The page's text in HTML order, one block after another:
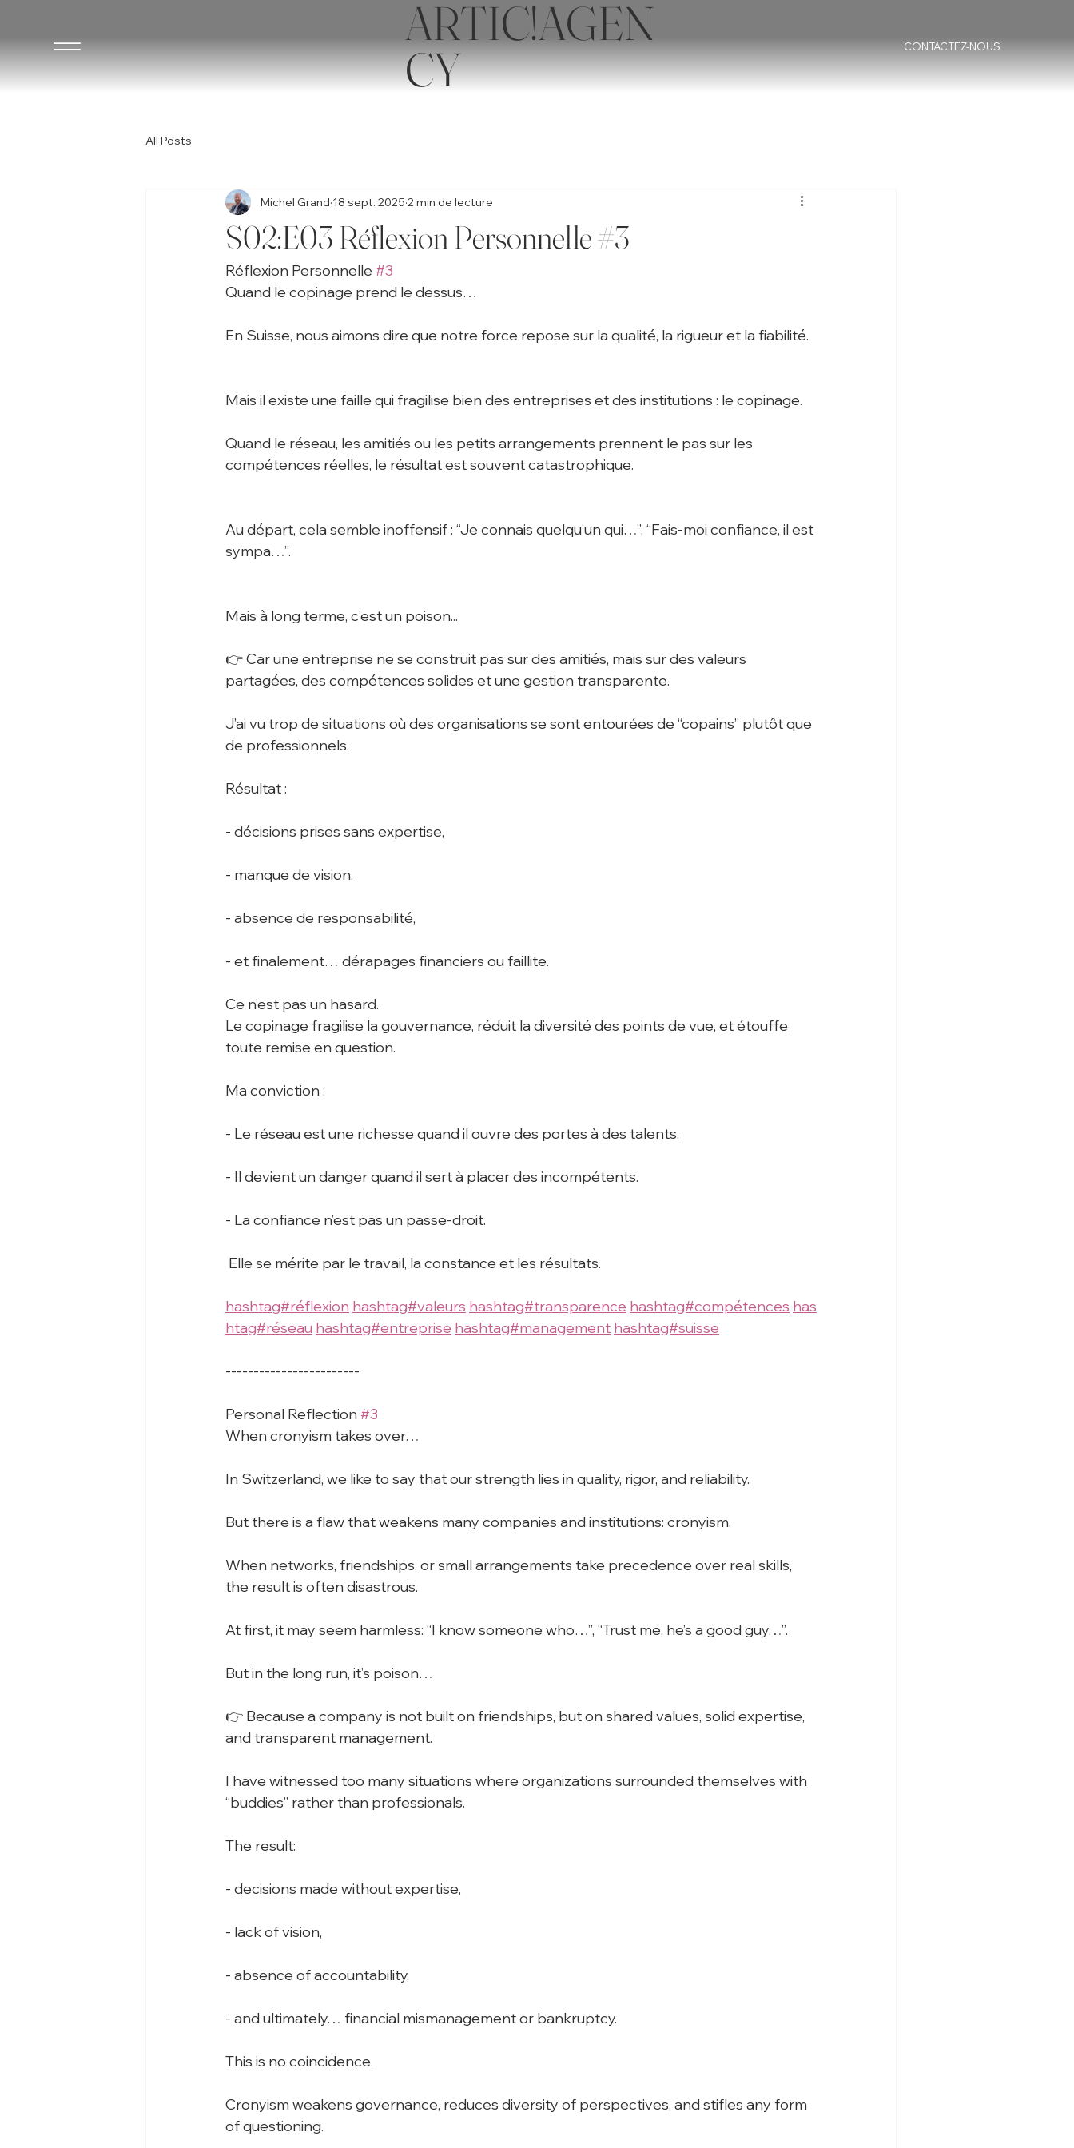
ARTIC!AGEN
CY CONTACTEZ-NOUS
All Posts
S02:E03 Réflexion Personnelle #3
Michel Grand 18 sept. 2025 2 min de lecture
Réflexion Personnelle #3
Quand le copinage prend le dessus…
En Suisse, nous aimons dire que notre force repose sur la qualité, la rigueur et la fiabilité.
Mais il existe une faille qui fragilise bien des entreprises et des institutions : le copinage.
Quand le réseau, les amitiés ou les petits arrangements prennent le pas sur les
compétences réelles, le résultat est souvent catastrophique.
Au départ, cela semble inoffensif : “Je connais quelqu’un qui…”, “Fais-moi confiance, il est
sympa…”.
Mais à long terme, c’est un poison...
👉 Car une entreprise ne se construit pas sur des amitiés, mais sur des valeurs
partagées, des compétences solides et une gestion transparente.
J’ai vu trop de situations où des organisations se sont entourées de “copains” plutôt que
de professionnels.
Résultat :
- décisions prises sans expertise,
- manque de vision,
- absence de responsabilité,
- et finalement… dérapages financiers ou faillite.
Ce n’est pas un hasard.
Le copinage fragilise la gouvernance, réduit la diversité des points de vue, et étouffe
toute remise en question.
Ma conviction :
- Le réseau est une richesse quand il ouvre des portes à des talents.
- Il devient un danger quand il sert à placer des incompétents.
- La confiance n’est pas un passe-droit.
Elle se mérite par le travail, la constance et les résultats.
hashtag#réflexion hashtag#valeurs hashtag#transparence hashtag#compétences has
htag#réseau hashtag#entreprise hashtag#management hashtag#suisse
------------------------
Personal Reflection #3
When cronyism takes over…
In Switzerland, we like to say that our strength lies in quality, rigor, and reliability.
But there is a flaw that weakens many companies and institutions: cronyism.
When networks, friendships, or small arrangements take precedence over real skills,
the result is often disastrous.
At first, it may seem harmless: “I know someone who…”, “Trust me, he’s a good guy…”.
But in the long run, it’s poison…
👉 Because a company is not built on friendships, but on shared values, solid expertise,
and transparent management.
I have witnessed too many situations where organizations surrounded themselves with
“buddies” rather than professionals.
The result:
- decisions made without expertise,
- lack of vision,
- absence of accountability,
- and ultimately… financial mismanagement or bankruptcy.
This is no coincidence.
Cronyism weakens governance, reduces diversity of perspectives, and stifles any form
of questioning.